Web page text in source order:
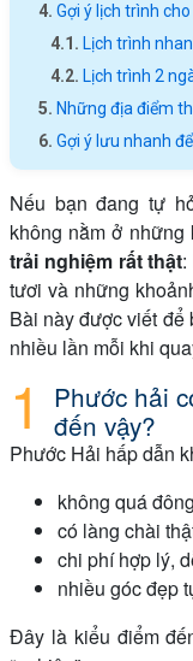
Gợi ý lịch trình
Lịch trình
Lịch trình 2
Những địa điểm
Gợi ý lưu nhanh
Nếu bạn đang tự
không nằm ở
trải nghiệm rất thật
tươi và những
Bài này được viết để
nhiều lần mỗi khi
Phước hải
đến vậy?
Phước Hải hấp dẫn
không quá
có làng chài
chi phí hợp lý,
nhiều góc đẹp
Đây là kiểu điểm